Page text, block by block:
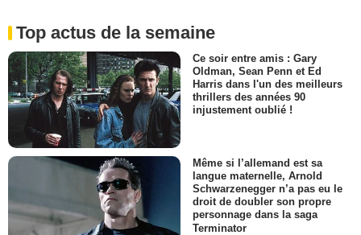
Top actus de la semaine
Ce soir entre amis : Gary
Oldman, Sean Penn et Ed
Harris dans l'un des meilleurs
thrillers des années 90
injustement oublié !
Même si l’allemand est sa
langue maternelle, Arnold
Schwarzenegger n’a pas eu le
droit de doubler son propre
personnage dans la saga
Terminator